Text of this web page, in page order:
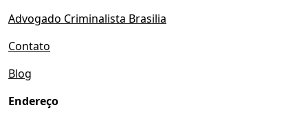
Advogado Criminalista Brasilia
Contato
Blog
Endereço